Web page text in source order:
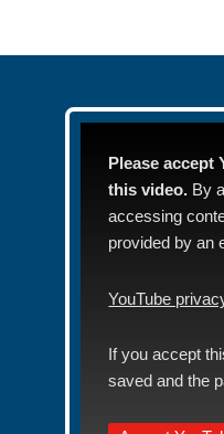
Please accept
this video. By
accessing
provided by an
YouTube
If you accept
saved and the